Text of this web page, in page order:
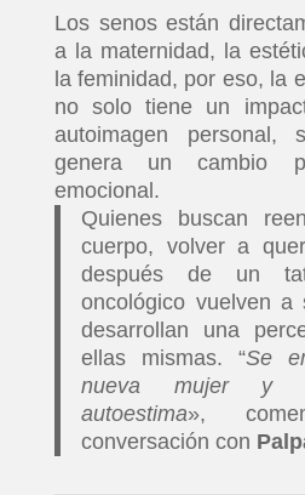
PELICULAS
SERIES
TECNOVITOS
T-
PLUS
EVENTOS
Los senos están
a la maternidad, la
la feminidad, por eso, la
no solo tiene un
autoimagen personal,
genera un cambio
emocional.
Quienes buscan
cuerpo, volver a
después de un
oncológico vuelven a
desarrollan una
ellas mismas. “Se
nueva mujer y
autoestima»,
conversación con